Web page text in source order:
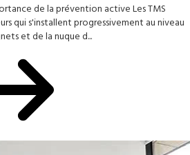
de la prévention active Les TMS
qui s'installent progressivement au niveau
et de la nuque d...